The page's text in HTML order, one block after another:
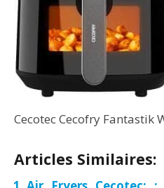
Cecotec Cecofry Fantastik
Articles Similaires: